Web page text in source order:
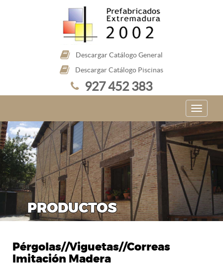
Descargar Catálogo General
Descargar Catálogo Piscinas
927 452 383
PRODUCTOS
Pérgolas//Viguetas//Correas
Imitación Madera